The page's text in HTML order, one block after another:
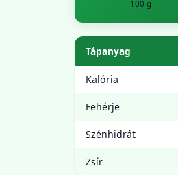
100 g
Tápanyag
Kalória
Fehérje
Szénhidrát
Zsír